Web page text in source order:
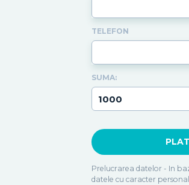
TELEFON
SUMA:
Prelucrarea datelor - In
datele cu caracter